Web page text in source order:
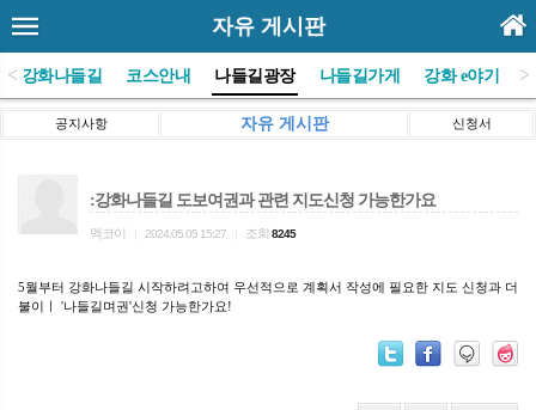
자유 게시판
<)강화나들길 코스안내 나들길광장 나들길가게 강화 e야기 >
공지사항 자유 게시판 신청서
:강화나들길 도보여권과 관련 지도신청 가능한가요
멕코이 2024.05.05 15:27 조회 8245
5월부터 강화나들길 시작하려고하여 우선적으로 계획서 작성에 필요한 지도 신청과 더
불이ㅣ '나들길며권'신청 가능한가요!